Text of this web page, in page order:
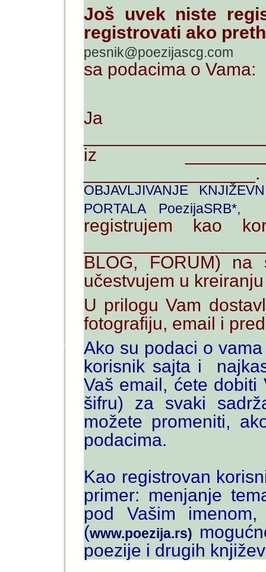
Još uvek niste
registrovati ako
pesnik@poezijascg.com
sa podacima o Vama:
Ja
iz
OBJAVLJIVANJE
PORTALA
registrujem kao
BLOG, FORUM) na
učestvujem u
U prilogu Vam
fotografiju, email i
Ako su podaci o
korisnik sajta i
Vaš email, ćete
šifru) za svaki
možete promeniti,
podacima.
Kao registrovan
primer: menjanje
pod Vašim
(www.poezija.rs)
poezije i drugih